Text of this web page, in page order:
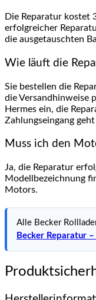
Die Reparatur kostet
erfolgreicher
die ausgetauschten
Wie läuft die
Sie bestellen die
die Versandhinweise
Hermes ein, die
Zahlungseingang
Muss ich den
Ja, die Reparatur
Modellbezeichnung
Motors.
Alle Becker
Becker Reparatur